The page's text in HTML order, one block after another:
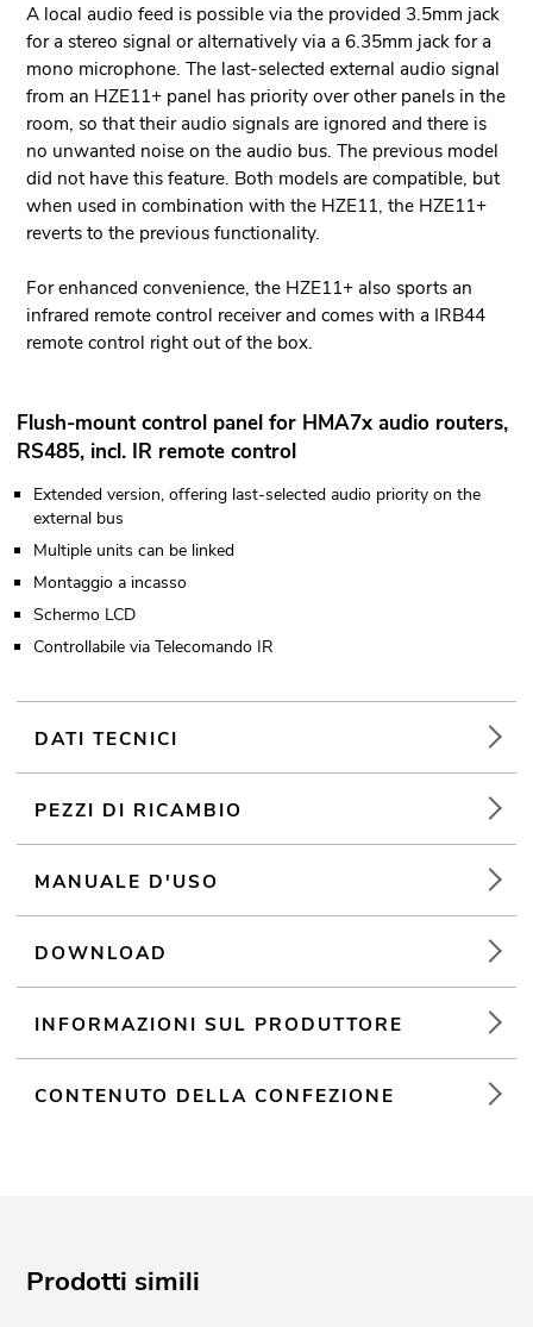
A local audio feed is possible via the provided 3.5mm jack
for a stereo signal or alternatively via a 6.35mm jack for a
mono microphone. The last-selected external audio signal
from an HZE11+ panel has priority over other panels in the
room, so that their audio signals are ignored and there is
no unwanted noise on the audio bus. The previous model
did not have this feature. Both models are compatible, but
when used in combination with the HZE11, the HZE11+
reverts to the previous functionality.
For enhanced convenience, the HZE11+ also sports an
infrared remote control receiver and comes with a IRB44
remote control right out of the box.
Flush-mount control panel for HMA7x audio routers,
RS485, incl. IR remote control
Extended version, offering last-selected audio priority on the
external bus
Multiple units can be linked
Montaggio a incasso
Schermo LCD
Controllabile via Telecomando IR
DATI TECNICI
PEZZI DI RICAMBIO
MANUALE D'USO
DOWNLOAD
INFORMAZIONI SUL PRODUTTORE
CONTENUTO DELLA CONFEZIONE
Prodotti simili